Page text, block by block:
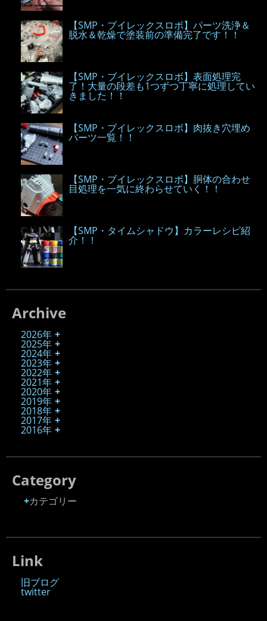
【SMP・ブイレックスロボ】パーツ洗浄＆
脱水＆乾燥で塗装前の準備完了です！！
【SMP・ブイレックスロボ】表面処理完
了！大量の段差も1つずつ丁寧に処理してい
きました！！
【SMP・ブイレックスロボ】肉抜き穴埋め
パーツ一覧！！
【SMP・ブイレックスロボ】胴体の合わせ
目処理を一気に終わらせていく！！
【SMP・タイムシャドウ】カラーレシピ紹
介！！
Archive
2026年
2025年
2024年
2023年
2022年
2021年
2020年
2019年
2018年
2017年
2016年
Category
カテゴリー
Link
旧ブログ
twitter